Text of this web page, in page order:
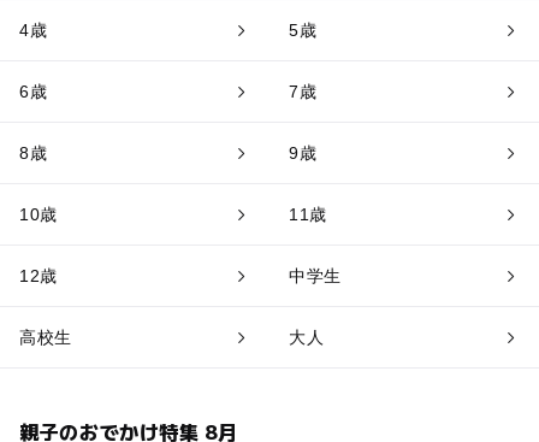
4歳 5歳
6歳 7歳
8歳 9歳
10歳 11歳
12歳 中学生
高校生 大人
親子のおでかけ特集 8月